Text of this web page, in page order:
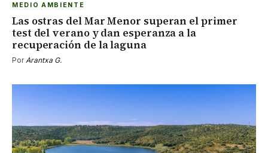
MEDIO AMBIENTE
Las ostras del Mar Menor superan el primer
test del verano y dan esperanza a la
recuperación de la laguna
PorArantxa G.